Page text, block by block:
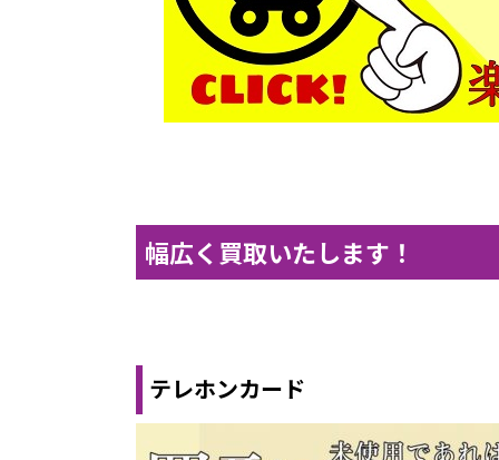
幅広く買取いたします！
テレホンカード